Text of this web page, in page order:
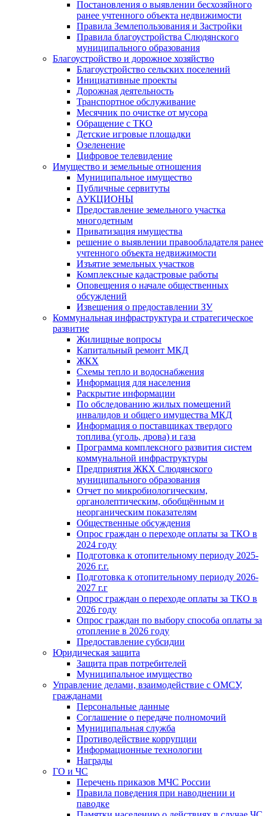
Постановления о выявлении бесхозяйного
ранее учтенного объекта недвижимости
Правила Землепользования и Застройки
Правила благоустройства Слюдянского
муниципального образования
Благоустройство и дорожное хозяйство
Благоустройство сельских поселений
Инициативные проекты
Дорожная деятельность
Транспортное обслуживание
Месячник по очистке от мусора
Обращение с ТКО
Детские игровые площадки
Озеленение
Цифровое телевидение
Имущество и земельные отношения
Муниципальное имущество
Публичные сервитуты
АУКЦИОНЫ
Предоставление земельного участка
многодетным
Приватизация имущества
решение о выявлении правообладателя ранее
учтенного объекта недвижимости
Изъятие земельных участков
Комплексные кадастровые работы
Оповещения о начале общественных
обсуждений
Извещения о предоставлении ЗУ
Коммунальная инфраструктура и стратегическое
развитие
Жилищные вопросы
Капитальный ремонт МКД
ЖКХ
Схемы тепло и водоснабжения
Информация для населения
Раскрытие информации
По обследованию жилых помещений
инвалидов и общего имущества МКД
Информация о поставщиках твердого
топлива (уголь, дрова) и газа
Программа комплексного развития систем
коммунальной инфраструктуры
Предприятия ЖКХ Слюдянского
муниципального образования
Отчет по микробиологическим,
органолептическим, обобщённым и
неорганическим показателям
Общественные обсуждения
Опрос граждан о переходе оплаты за ТКО в
2024 году
Подготовка к отопительному периоду 2025-
2026 г.г.
Подготовка к отопительному периоду 2026-
2027 г.г
Опрос граждан о переходе оплаты за ТКО в
2026 году
Опрос граждан по выбору способа оплаты за
отопление в 2026 году
Предоставление субсидии
Юридическая защита
Защита прав потребителей
Муниципальное имущество
Управление делами, взаимодействие с ОМСУ,
гражданами
Персональные данные
Соглашение о передаче полномочий
Муниципальная служба
Противодействие коррупции
Информационные технологии
Награды
ГО и ЧС
Перечень приказов МЧС России
Правила поведения при наводнении и
паводке